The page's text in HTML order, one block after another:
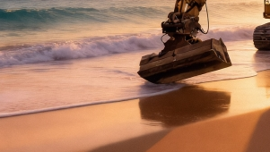
úprav. Dále byly v rámci stavby
objekty, které řeší manipulaci
byly v neposlední řadě rozsáhlé
Chcete udělit souhlas s
sledovacích